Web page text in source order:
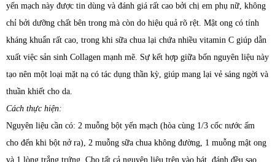
yến mạch này được tin dùng và đánh giá rất cao bởi chị em phụ nữ, không
chỉ bởi dưỡng chất bên trong mà còn do hiệu quả rõ rệt. Mật ong có tính
kháng khuẩn rất cao, trong khi sữa chua lại chứa nhiều vitamin C giúp dẫn
xuất việc sản sinh Collagen mạnh mẽ. Sự kết hợp giữa bốn nguyên liệu này
tạo nên một loại mặt nạ có tác dụng thần kỳ, giúp mang lại vẻ sáng ngời và
thuần khiết cho da.
Cách thực hiện:
Nguyên liệu cần có: 2 muỗng bột yến mạch (hòa cùng 1/3 cốc nước ấm
cho đến khi bột nở ra), 2 muỗng sữa chua không đường, 1 muỗng mật ong
và 1 lòng trắng trứng. Cho tất cả nguyên liệu trên vào bát, đánh đều sao